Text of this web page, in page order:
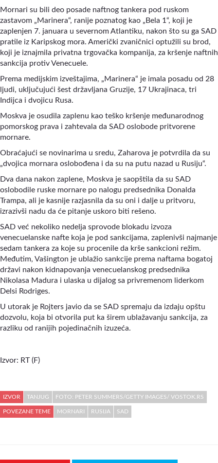
Mornari su bili deo posade naftnog tankera pod ruskom
zastavom „Marinera“, ranije poznatog kao „Bela 1“, koji je
zaplenjen 7. januara u severnom Atlantiku, nakon što su ga SAD
pratile iz Karipskog mora. Američki zvaničnici optužili su brod,
koji je iznajmila privatna trgovačka kompanija, za kršenje naftnih
sankcija protiv Venecuele.
Prema medijskim izveštajima, „Marinera“ je imala posadu od 28
ljudi, uključujući šest državljana Gruzije, 17 Ukrajinaca, tri
Indijca i dvojicu Rusa.
Moskva je osudila zaplenu kao teško kršenje međunarodnog
pomorskog prava i zahtevala da SAD oslobode pritvorene
mornare.
Obraćajući se novinarima u sredu, Zaharova je potvrdila da su
„dvojica mornara oslobođena i da su na putu nazad u Rusiju“.
Dva dana nakon zaplene, Moskva je saopštila da su SAD
oslobodile ruske mornare po nalogu predsednika Donalda
Trampa, ali je kasnije razjasnila da su oni i dalje u pritvoru,
izrazivši nadu da će pitanje uskoro biti rešeno.
SAD već nekoliko nedelja sprovode blokadu izvoza
venecuelanske nafte koja je pod sankcijama, zaplenivši najmanje
sedam tankera za koje su procenile da krše sankcioni režim.
Međutim, Vašington je ublažio sankcije prema naftama bogatoj
državi nakon kidnapovanja venecuelanskog predsednika
Nikolasa Madura i ulaska u dijalog sa privremenom liderkom
Delsi Rodriges.
U utorak je Rojters javio da se SAD spremaju da izdaju opštu
dozvolu, koja bi otvorila put ka širem ublažavanju sankcija, za
razliku od ranijih pojedinačnih izuzeća.
Izvor: RT (F)
IZVOR TANJUG FOTO: PETER SUMMERS/GETTY IMAGES/ VOSTOK.RS
POVEZANE TEME MORNARI RUSIJA SAD